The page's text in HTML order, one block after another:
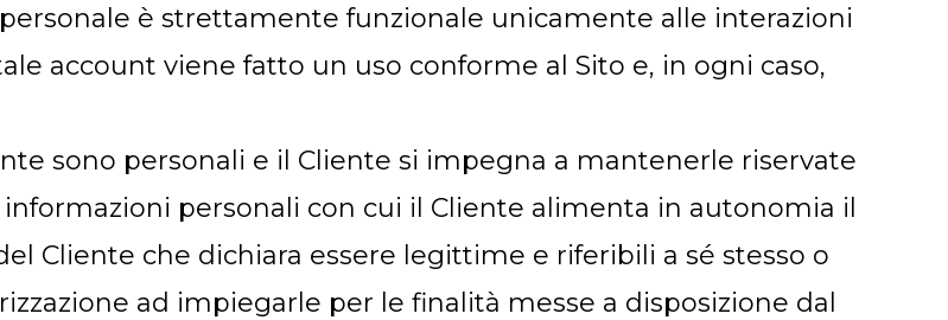
è strettamente funzionale unicamente alle interazioni
account viene fatto un uso conforme al Sito e, in ogni caso,
sono personali e il Cliente si impegna a mantenerle riservate
personali con cui il Cliente alimenta in autonomia il
Cliente che dichiara essere legittime e riferibili a sé stesso o
ad impiegarle per le finalità messe a disposizione dal